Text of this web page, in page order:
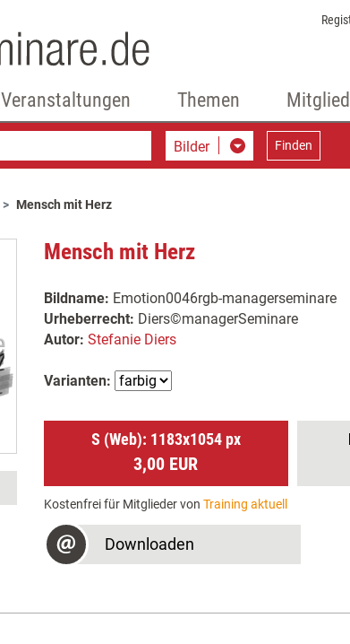
Veranstaltungen Themen
Bilder Finden
Mensch mit Herz
Mensch mit Herz
Bildname: Emotion0046rgb-managerseminare
Urheberrecht: Diers©managerSeminare
Autor: Stefanie Diers
Varianten:
S (Web): 1183x1054 px
3,00 EUR
Kostenfrei für Mitglieder von Training aktuell
Downloaden